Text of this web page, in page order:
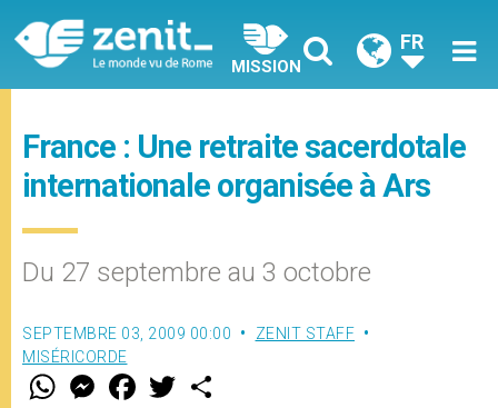
MISSION
FR
France : Une retraite sacerdotale
internationale organisée à Ars
Du 27 septembre au 3 octobre
SEPTEMBRE 03, 2009 00:00
ZENIT STAFF
MISÉRICORDE
W M
e
F
a w